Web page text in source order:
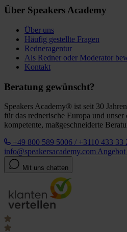
Über Speakers Academy
Über uns
Häufig gestellte Fragen
Redneragentur
Als Redner oder Moderator
Kontakt
Beratung gewünscht?
Speakers Academy® ist seit 30
für das rednerische Europa und unser
kompetente, maßgeschneiderte
+49 800 589 5006 / +3110 433 33
info@speakersacademy.com
Mit uns chatten